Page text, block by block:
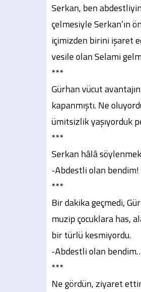
Serkan, ben
çelmesiyle Serkan’ın
içimizden birini işaret
vesile olan Selami
***
Gürhan vücut
kapanmıştı. Ne
ümitsizlik yaşıyorduk
***
Serkan hâlâ
-Abdestli olan bendim!
***
Bir dakika geçmedi,
muzip çocuklara has,
bir türlü kesmiyordu.
-Abdestli olan
***
Ne gördün, ziyaret